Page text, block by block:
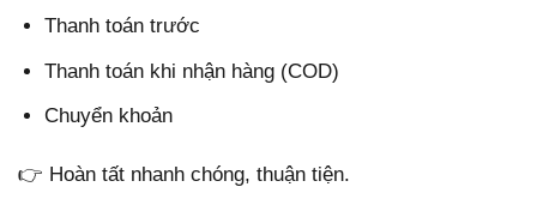
Thanh toán trước
Thanh toán khi nhận hàng (COD)
Chuyển khoản
👉 Hoàn tất nhanh chóng, thuận tiện.